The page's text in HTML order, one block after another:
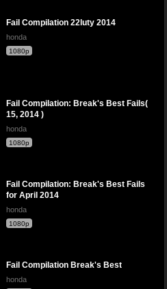
Fail Compilation 22luty 2014
honda
1080p
Fail Compilation: Break's Best Fails(
15, 2014 )
honda
1080p
Fail Compilation: Break's Best Fails
for April 2014
honda
1080p
Fail Compilation Break's Best
honda